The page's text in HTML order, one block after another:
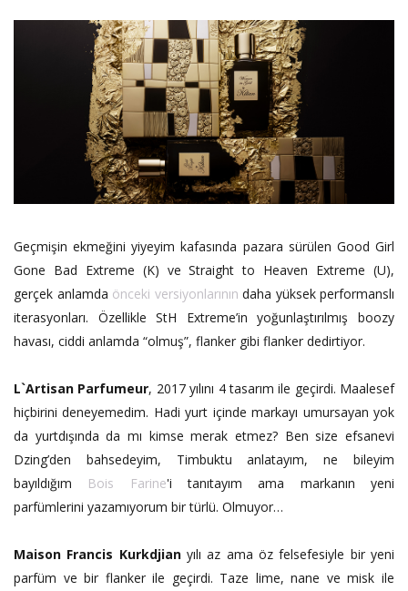
Geçmişin ekmeğini yiyeyim kafasında pazara sürülen Good Girl
Gone Bad Extreme (K) ve Straight to Heaven Extreme (U),
gerçek anlamda önceki versiyonlarının daha yüksek performanslı
iterasyonları. Özellikle StH Extreme’in yoğunlaştırılmış boozy
havası, ciddi anlamda “olmuş”, flanker gibi flanker dedirtiyor.
L`Artisan Parfumeur, 2017 yılını 4 tasarım ile geçirdi. Maalesef
hiçbirini deneyemedim. Hadi yurt içinde markayı umursayan yok
da yurtdışında da mı kimse merak etmez? Ben size efsanevi
Dzing’den bahsedeyim, Timbuktu anlatayım, ne bileyim
bayıldığım Bois Farine'i tanıtayım ama markanın yeni
parfümlerini yazamıyorum bir türlü. Olmuyor…
Maison Francis Kurkdjianyılı az ama öz felsefesiyle bir yeni
parfüm ve bir flanker ile geçirdi. Taze lime, nane ve misk ile